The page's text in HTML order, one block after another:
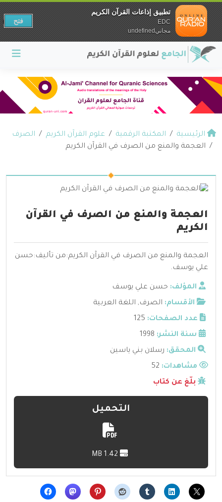
الرئيسية المكتبة الرقمية علوم القرآن الكريم
الصرف
العجمة والمنع من الصرف في القرآن الكريم
العجمة والمنع من الصرف في القرآن
الكريم
العجمة والمنع من الصرف في القرآن الكريم:من تأليف:حسن
علي يوسف.
المؤلف: حسن علي يوسف
الأقسام: الصرف, اللغة العربية
عدد الصفحات: 125
سنة النشر: 1998
المحقق: رسلان بني ياسين
مشاهدات:
بلّغ عن كتاب
التحميل
تطبيق إذاعات القرآن الكريم
EDC
مجانيundefined
فتح